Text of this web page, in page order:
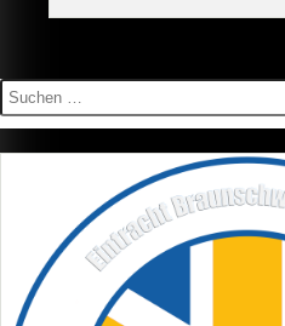
zweitklassig!“
Suchen
nach: